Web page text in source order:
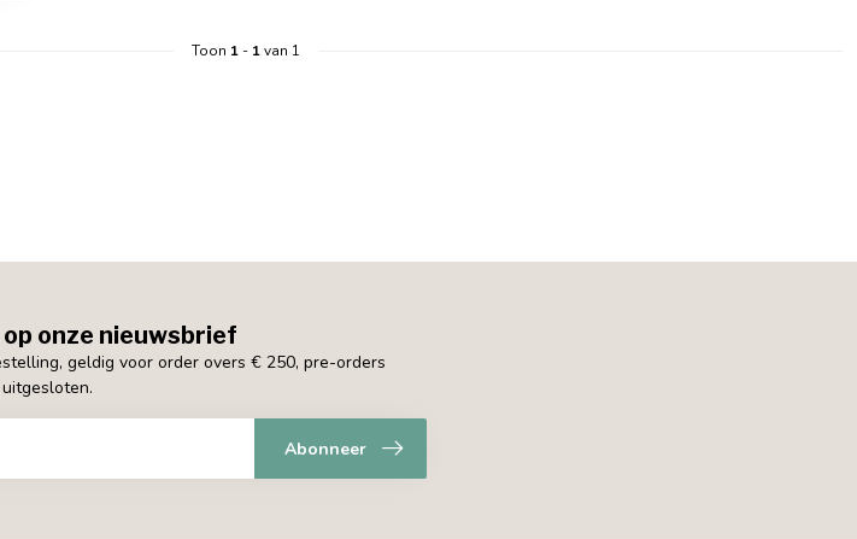
Toon 1- 1van 1
onze nieuwsbrief
geldig voor order overs € 250, pre-orders
uitgesloten.
Abonneer